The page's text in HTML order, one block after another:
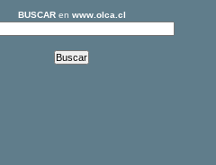
BUSCARen www.olca.cl